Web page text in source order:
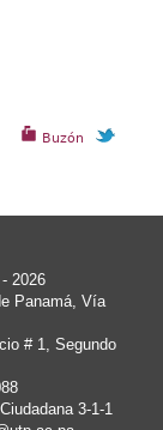
Buzón
2026
Panamá, Vía
# 1, Segundo
3-1-1